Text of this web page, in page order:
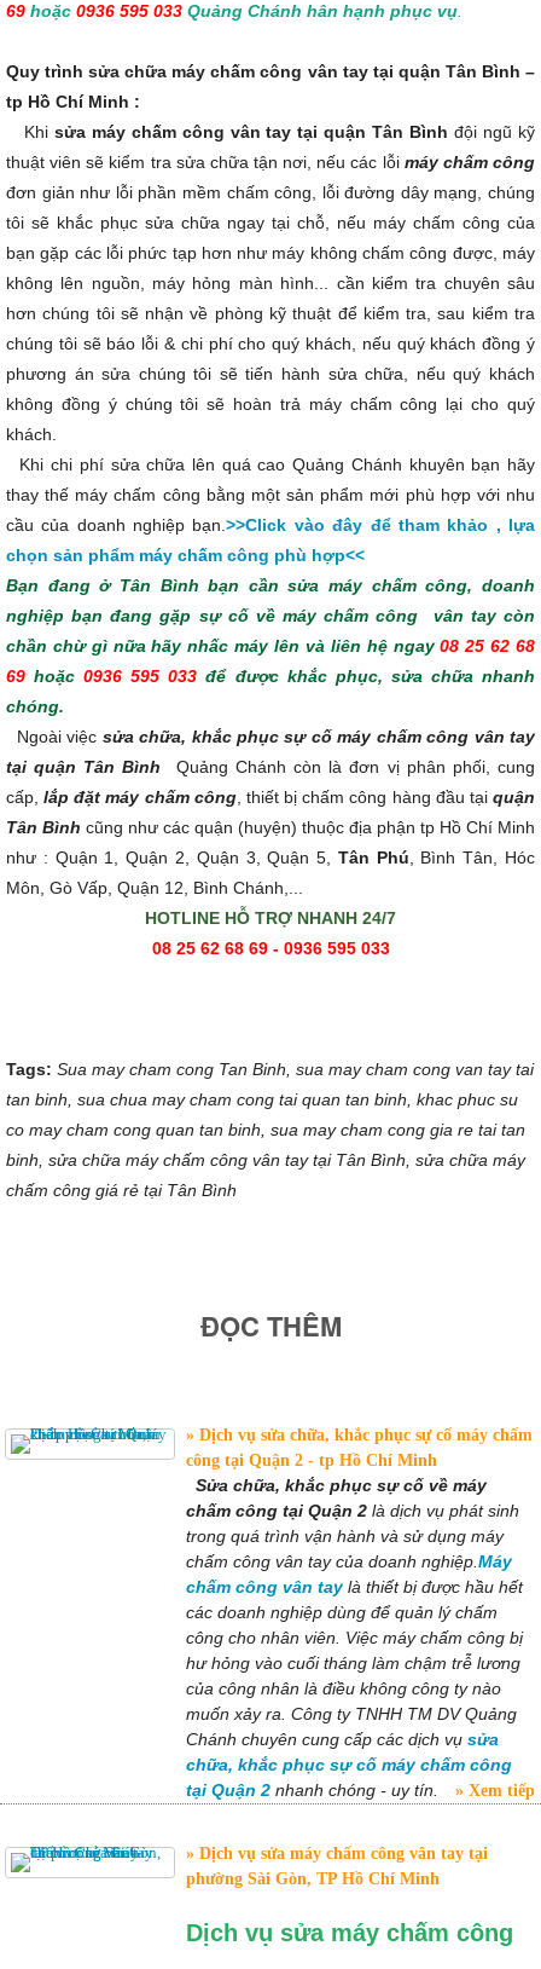
69 hoặc 0936 595 033 Quảng Chánh hân hạnh phục vụ
Quy trình sửa chữa máy chấm công vân tay tại quận Tân Bình –
tp Hồ Chí Minh :
Khi sửa máy chấm công vân tay tại quận Tân Bình đội ngũ kỹ
thuật viên sẽ kiểm tra sửa chữa tận nơi, nếu các lỗi máy chấm công
đơn giản như lỗi phần mềm chấm công, lỗi đường dây mạng, chúng
tôi sẽ khắc phục sửa chữa ngay tại chỗ, nếu máy chấm công của
bạn gặp các lỗi phức tạp hơn như máy không chấm công được, máy
không lên nguồn, máy hỏng màn hình... cần kiểm tra chuyên sâu
hơn chúng tôi sẽ nhận về phòng kỹ thuật để kiểm tra, sau kiểm tra
chúng tôi sẽ báo lỗi & chi phí cho quý khách, nếu quý khách đồng ý
phương án sửa chúng tôi sẽ tiến hành sửa chữa, nếu quý khách
không đồng ý chúng tôi sẽ hoàn trả máy chấm công lại cho quý
khách.
Khi chi phí sửa chữa lên quá cao Quảng Chánh khuyên bạn hãy
thay thế máy chấm công bằng một sản phẩm mới phù hợp với nhu
cầu của doanh nghiệp bạn.>>Click vào đây để tham khảo , lựa
chọn sản phẩm máy chấm công phù hợp<<
Bạn đang ở Tân Bình bạn cần sửa máy chấm công, doanh
nghiệp bạn đang gặp sự cố về máy chấm công vân tay còn
chần chừ gì nữa hãy nhấc máy lên và liên hệ ngay08 25 62 68
69 hoặc0936 595 033để được khắc phục, sửa chữa nhanh
chóng.
Ngoài việc sửa chữa, khắc phục sự cố máy chấm công vân tay
tại quận Tân Bình Quảng Chánh còn là đơn vị phân phối, cung
cấp,lắp đặt máy chấm công, thiết bị chấm công hàng đầu tạiquận
Tân Bình cũng như các quận (huyện) thuộc địa phận tp Hồ Chí Minh
như : Quận 1, Quận 2, Quận 3, Quận 5, Tân Phú , Bình Tân, Hóc
Môn, Gò Vấp, Quận 12, Bình Chánh,...
HOTLINE HỖ TRỢ NHANH 24/7
08 25 62 68 69 - 0936 595 033
Tags: Sua may cham cong Tan Binh, sua may cham cong van tay tai
tan binh, sua chua may cham cong tai quan tan binh, khac phuc su
co may cham cong quan tan binh, sua may cham cong gia re tai tan
binh, sửa chữa máy chấm công vân tay tại Tân Bình, sửa chữa máy
chấm công giá rẻ tại Tân Bình
ĐỌC THÊM
Dịch vụ sửa chữa, khắc phục sự cố máy chấm
công tại Quận 2 - tp Hồ Chí Minh
Sửa chữa, khắc phục sự cố về máy
chấm công tại Quận 2 là dịch vụ phát sinh
trong quá trình vận hành và sử dụng máy
chấm công vân tay của doanh nghiệp.Máy
chấm công vân tay là thiết bị được hầu hết
các doanh nghiệp dùng để quản lý chấm
công cho nhân viên. Việc máy chấm công bị
hư hỏng vào cuối tháng làm chậm trễ lương
của công nhân là điều không công ty nào
muốn xảy ra. Công ty TNHH TM DV Quảng
Chánh chuyên cung cấp các dịch vụsửa
chữa, khắc phục sự cố máy chấm công
tại Quận 2 nhanh chóng - uy tín. Xem tiếp
Dịch vụ sửa máy chấm công vân tay tại
phường Sài Gòn, TP Hồ Chí Minh
Dịch vụ sửa máy chấm công